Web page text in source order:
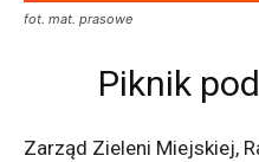
fot. mat. prasowe
Piknik
Zarząd Zieleni Miejskiej,